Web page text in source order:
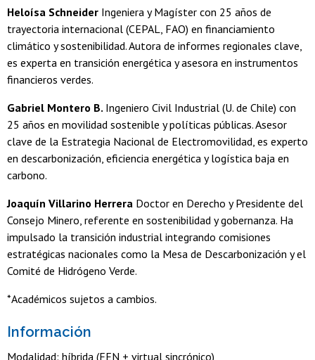
Heloísa Schneider Ingeniera y Magíster con 25 años de
trayectoria internacional (CEPAL, FAO) en financiamiento
climático y sostenibilidad. Autora de informes regionales clave,
es experta en transición energética y asesora en instrumentos
financieros verdes.
Gabriel Montero B. Ingeniero Civil Industrial (U. de Chile) con
25 años en movilidad sostenible y políticas públicas. Asesor
clave de la Estrategia Nacional de Electromovilidad, es experto
en descarbonización, eficiencia energética y logística baja en
carbono.
Joaquín Villarino Herrera Doctor en Derecho y Presidente del
Consejo Minero, referente en sostenibilidad y gobernanza. Ha
impulsado la transición industrial integrando comisiones
estratégicas nacionales como la Mesa de Descarbonización y el
Comité de Hidrógeno Verde.
*Académicos sujetos a cambios.
Información
Modalidad: híbrida (FEN + virtual sincrónico)